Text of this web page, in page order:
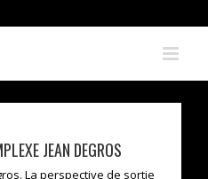
JEAN DEGROS
La perspective de sortie